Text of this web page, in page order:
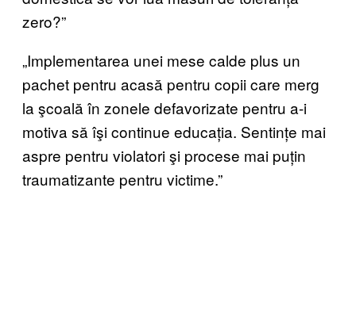
zero?”
„Implementarea unei mese calde plus un
pachet pentru acasă pentru copii care merg
la şcoală în zonele defavorizate pentru a-i
motiva să îşi continue educația. Sentințe mai
aspre pentru violatori şi procese mai puțin
traumatizante pentru victime.”